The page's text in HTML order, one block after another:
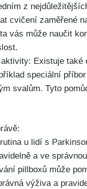
z
cvičení zaměřené
vás může naučit
Existuje také
speciální
svalům. Tyto
u lidí s
a ve
pillboxů může
výživa a